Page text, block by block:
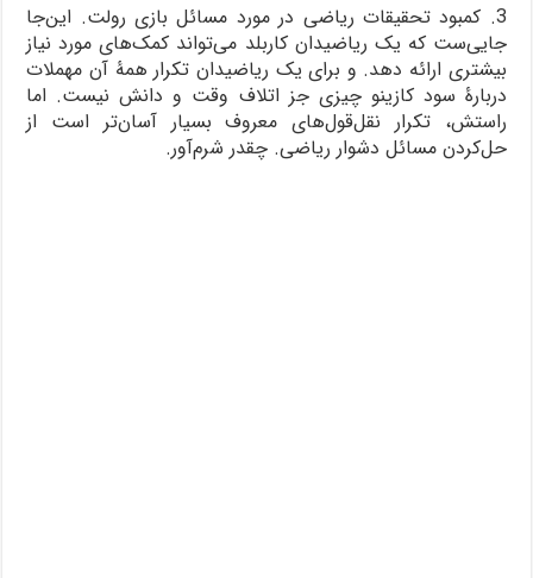
3. کمبود تحقیقات ریاضی در مورد مسائل بازی رولت. این‌جا
جایی‌ست که یک ریاضیدان کاربلد می‌تواند کمک‌های مورد نیاز
بیشتری ارائه دهد. و برای یک ریاضیدان تکرار همۀ آن مهملات
دربارۀ سود کازینو چیزی جز اتلاف وقت و دانش نیست. اما
راستش، تکرار نقل‌قول‌های معروف بسیار آسان‌تر است از
حل‌کردن مسائل دشوار ریاضی. چقدر شرم‌آور.